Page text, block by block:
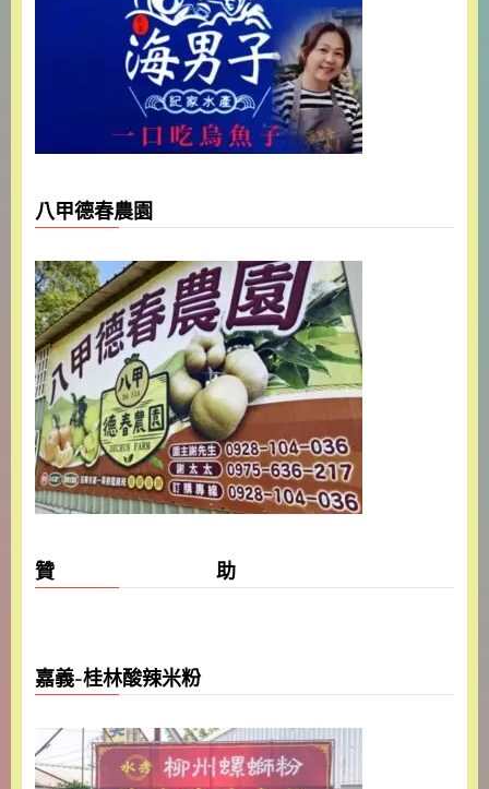
八甲德春農園
贊 助
嘉義-桂林酸辣米粉